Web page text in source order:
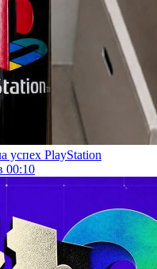
успех PlayStation
00:10